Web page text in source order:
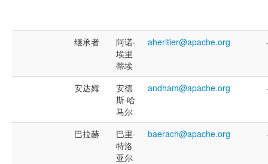
继承者
阿诺·
埃里
蒂埃
aheritier@apache.org
安达姆
安德
斯·哈
马尔
andham@apache.org
巴拉赫
巴里·
特洛
亚尔
baerach@apache.org